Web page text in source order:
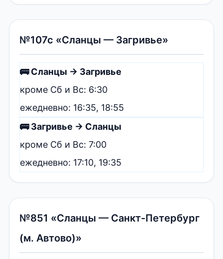
№107с «Сланцы — Загривье»
🚌 Сланцы → Загривье
кроме Сб и Вс: 6:30
ежедневно: 16:35, 18:55
🚌 Загривье → Сланцы
кроме Сб и Вс: 7:00
ежедневно: 17:10, 19:35
№851 «Сланцы — Санкт-Петербург
(м. Автово)»